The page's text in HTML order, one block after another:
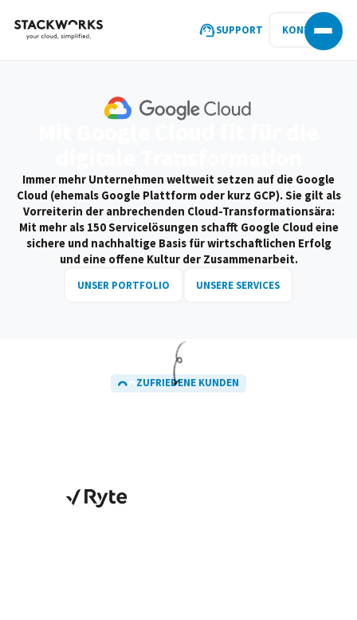
SUPPORT KONTAKT
Immer mehr Unternehmen weltweit setzen auf die Google
Cloud (ehemals Google Plattform oder kurz GCP). Sie gilt als
Vorreiterin der anbrechenden Cloud-Transformationsära:
Mit mehr als 150 Servicelösungen schafft Google Cloud eine
sichere und nachhaltige Basis für wirtschaftlichen Erfolg
und eine offene Kultur der Zusammenarbeit.
UNSER PORTFOLIO UNSERE SERVICES
ZUFRIEDENE KUNDEN